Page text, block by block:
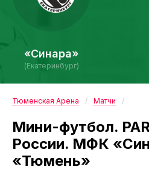
«Синара»
(Екатеринбург)
Тюменская Арена Матчи
Мини-футбол.
России. МФК
«Тюмень»